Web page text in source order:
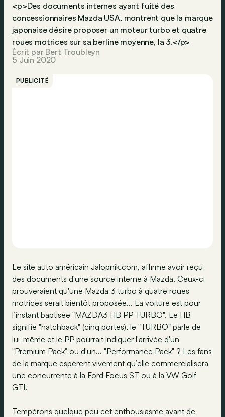
<p>Des documents internes ayant fuité des
concessionnaires Mazda USA, montrent que la marque
japonaise désire proposer un moteur turbo et quatre
roues motrices sur sa berline moyenne, la 3.</p>
Écrit par Bert Troubleyn
5 Juin 2020
PUBLICITÉ
Le site auto américain Jalopnik.com, affirme avoir reçu
des documents d'une source interne à Mazda. Ceux-ci
prouveraient qu'une Mazda 3 turbo à quatre roues
motrices serait bientôt proposée... La voiture est pour
l’instant baptisée "MAZDA3 HB PP TURBO". Le HB
signifie "hatchback" (cinq portes), le "TURBO" parle de
lui-même et le PP pourrait indiquer l'arrivée d'un
"Premium Pack" ou d'un... "Performance Pack" ? Les fans
de la marque espèrent vivement qu’elle commercialisera
une concurrente à la Ford Focus ST ou à la VW Golf
GTI.
Tempérons quelque peu cet enthousiasme avant de